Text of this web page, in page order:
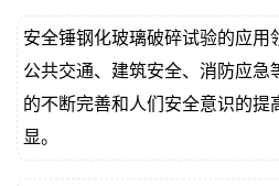
安全锤钢化玻璃破碎试验的应用
公共交通、建筑安全、消防应急
的不断完善和人们安全意识的提
显。